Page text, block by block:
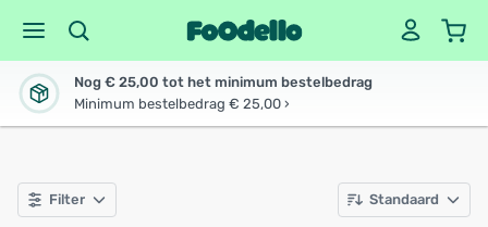
Nog € 25,00 tot het minimum bestelbedrag
Minimum bestelbedrag € 25,00 ›
Filter Standaard